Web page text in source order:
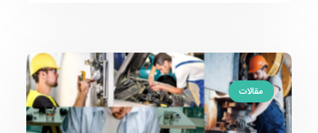
مقالات